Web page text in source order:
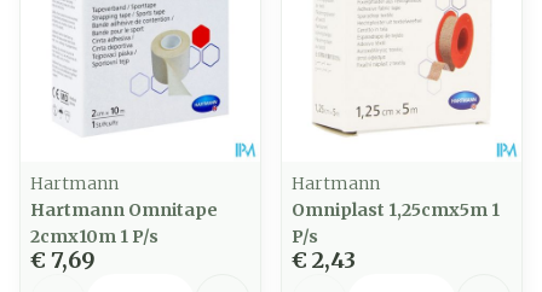
Hartmann
Hartmann Omnitape
2cmx10m 1 P/s
€ 7,69
Hartmann
Omniplast 1,25cmx5m 1
P/s
€ 2,43